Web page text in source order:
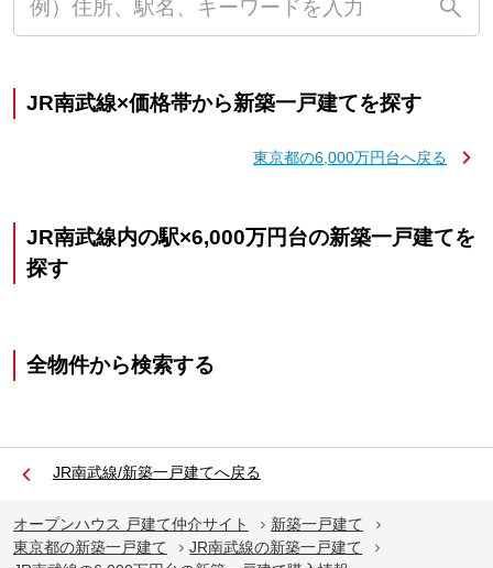
JR南武線×価格帯から新築一戸建てを探す
東京都の6,000万円台へ戻る
JR南武線内の駅×6,000万円台の新築一戸建てを
探す
全物件から検索する
JR南武線/新築一戸建てへ戻る
オープンハウス 戸建て仲介サイト
新築一戸建て
東京都の新築一戸建て
JR南武線の新築一戸建て